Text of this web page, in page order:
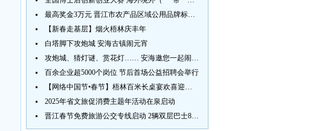
最高奖金3万元 晋江市农产品区域公用品牌标识Logo及特色农产品包装设计征集活动正式启动
【新春走基层】烟火梧林庆丰年
白塔脚下攻炮城 安海古镇闹元宵
攻炮城、猜灯谜、赏花灯…… 安海邀您一起闹元宵
百余企业超5000个岗位 节后首场公益招聘会举行
【网络中国节•春节】梧林百米长桌宴欢喜迎新春
2025年省文旅促消费主题年活动在泉启动
晋江春节免费旅游公交专线启动 2辆双层巴士8辆铛铛车带你游